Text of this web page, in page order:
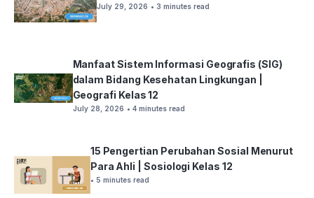
July 29, 2026 • 3 minutes read
Manfaat Sistem Informasi Geografis (SIG)
dalam Bidang Kesehatan Lingkungan |
Geografi Kelas 12
July 28, 2026 • 4 minutes read
15 Pengertian Perubahan Sosial Menurut
Para Ahli | Sosiologi Kelas 12
• 5 minutes read